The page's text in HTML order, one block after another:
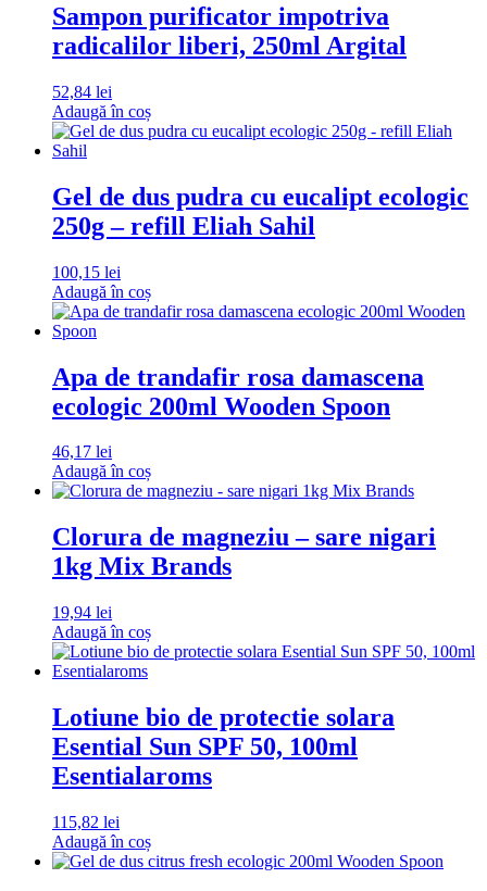
Sampon purificator impotriva
radicalilor liberi, 250ml Argital
52,84 lei
Adaugă în coș
Gel de dus pudra cu eucalipt ecologic
250g – refill Eliah Sahil
100,15 lei
Adaugă în coș
Apa de trandafir rosa damascena
ecologic 200ml Wooden Spoon
46,17 lei
Adaugă în coș
Clorura de magneziu – sare nigari
1kg Mix Brands
19,94 lei
Adaugă în coș
Lotiune bio de protectie solara
Esential Sun SPF 50, 100ml
Esentialaroms
115,82 lei
Adaugă în coș